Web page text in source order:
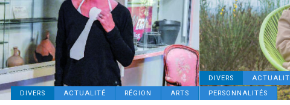
DIVERS ACTUALITÉ RÉGION ARTS
DIVERS
PERSONNALITÉS